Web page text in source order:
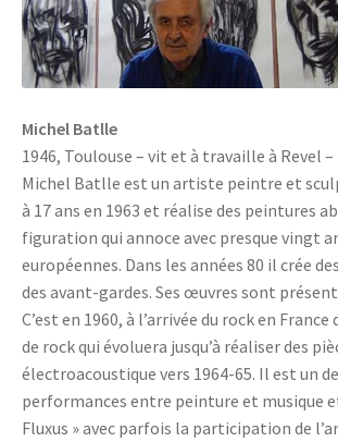
Michel Batlle
1946, Toulouse – vit et à travaille à Revel –
Michel Batlle est un artiste peintre et
à 17 ans en 1963 et réalise des peintures
figuration qui annoce avec presque vingt
européennes. Dans les années 80 il crée
des avant-gardes. Ses œuvres sont
C’est en 1960, à l’arrivée du rock en
de rock qui évoluera jusqu’à réaliser des
électroacoustique vers 1964-65. Il est un
performances entre peinture et musique
Fluxus » avec parfois la participation de